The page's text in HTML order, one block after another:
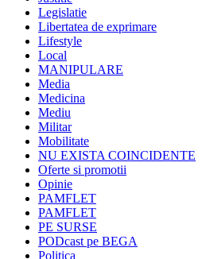
Legislatie
Libertatea de exprimare
Lifestyle
Local
MANIPULARE
Media
Medicina
Mediu
Militar
Mobilitate
NU EXISTA COINCIDENTE
Oferte si promotii
Opinie
PAMFLET
PAMFLET
PE SURSE
PODcast pe BEGA
Politica